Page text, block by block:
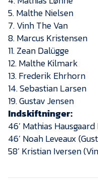
5. Malthe Nielsen
7. Vinh The Van
8. Marcus Kristensen
11. Zean Dalügge
12. Malthe Kilmark
13. Frederik Ehrhorn
14. Sebastian Larsen
19. Gustav Jensen
Indskiftninger:
46’ Mathias
46’ Noah Leveaux
58’ Kristian Iversen